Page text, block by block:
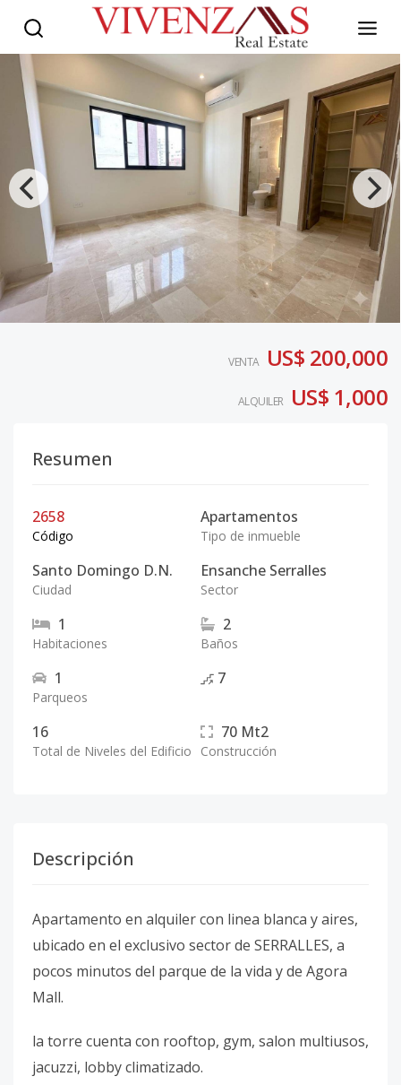
VENTA US$ 200,000
ALQUILER US$ 1,000
Resumen
2658
Código
Apartamentos
Tipo de inmueble
Santo Domingo D.N.
Ciudad
Ensanche Serralles
Sector
1
Habitaciones
2
Baños
1
Parqueos
7
16
Total de Niveles del Edificio
70 Mt2
Construcción
Descripción
Apartamento en alquiler con linea blanca y aires,
ubicado en el exclusivo sector de SERRALLES, a
pocos minutos del parque de la vida y de Agora
Mall.
la torre cuenta con rooftop, gym, salon multiusos,
jacuzzi, lobby climatizado.